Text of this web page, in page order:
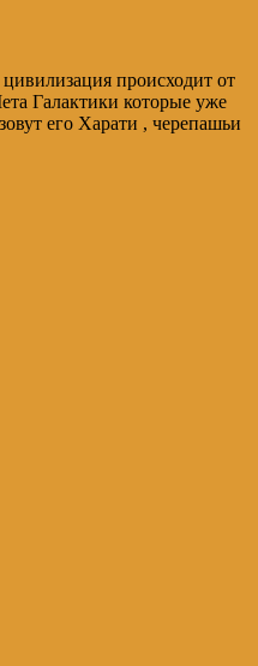
происходит от
Галактики которые уже
его Харати , черепашьи